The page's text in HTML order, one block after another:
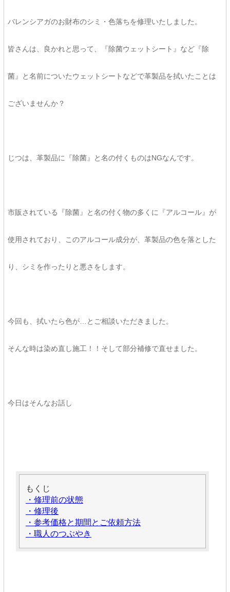
バレンシアガのお財布のシミ・色落ちを修理いたしました。
皆さんは、良かれと思って、『除菌ウェットシート』など『除
菌』と名前についたウェットシートなどで革製品を拭いたことは
ございませんか？
じつは、革製品に『除菌』と名の付くものはNGなんです。
市販されている『除菌』と名の付く物の多くに『アルコール』が
使用されており、このアルコール成分が、革製品の色を落とした
り、シミを作ったりと悪さをします。
今回も、拭いたら色が…とご相談いただきました。
そんな時は染め直し施工！！そして部分補修で直せました。
今日はそんなお話し
もくじ
・修理前の状態
・修理後
・参考価格と期間とご依頼方法
・職人のつぶやき